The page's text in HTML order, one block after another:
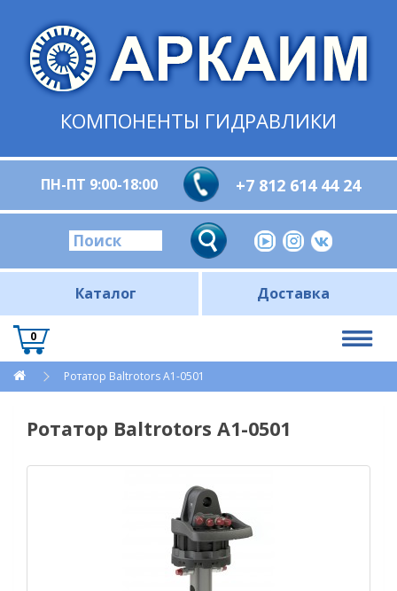
КОМПОНЕНТЫ ГИДРАВЛИКИ
ПН-ПТ 9:00-18:00 +7 812 614 44 24
Каталог Доставка
0
Ротатор Baltrotors A1-0501
Ротатор Baltrotors A1-0501